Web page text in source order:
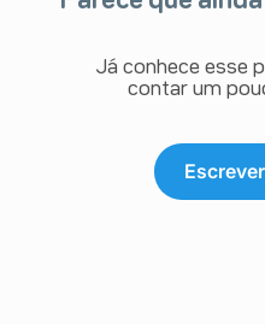
Já conhece esse
contar um